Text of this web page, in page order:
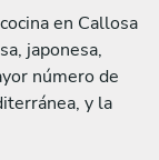
en Callosa
japonesa,
número de
y la